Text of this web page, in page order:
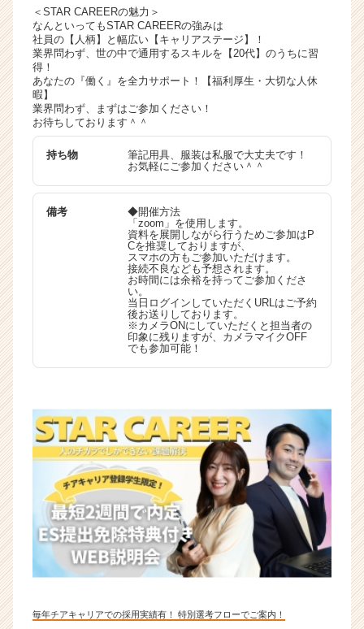
＜STAR CAREERの魅力＞
なんといってもSTAR CAREERの強みは
社員の【人柄】と幅広い【キャリアステージ】！
業界問わず、世の中で通用するスキルを【20代】のうちに習
得！
あなたの『働く』を全力サポート！【福利厚生・大切な人休
暇】
業界問わず、まずはご参加ください！
お待ちしております＾＾
持ち物
筆記用具、服装は私服で大丈夫です！
お気軽にご参加ください＾＾
備考
◆開催方法
「zoom」を使用します。
資料を展開しながら行うためご参加はP
Cを推奨しておりますが、
スマホの方もご参加いただけます。
接続不良なども予想されます。
お時間には余裕を持ってご参加くださ
い。
当日ログインしていただくURLはご予約
後お送りしております。
※カメラONにしていただくと担当者の
印象に残りますが、カメラマイクOFF
でも参加可能！
毎年チアキャリアでの採用実績有！ 特別選考フローでご案内！